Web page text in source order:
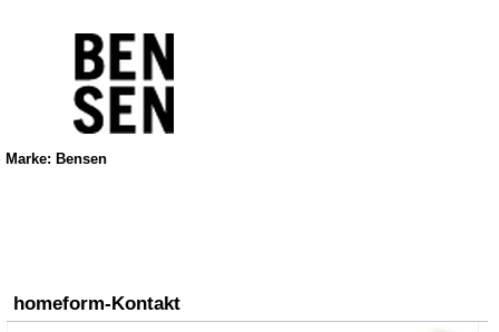
Marke: Bensen
homeform-Kontakt